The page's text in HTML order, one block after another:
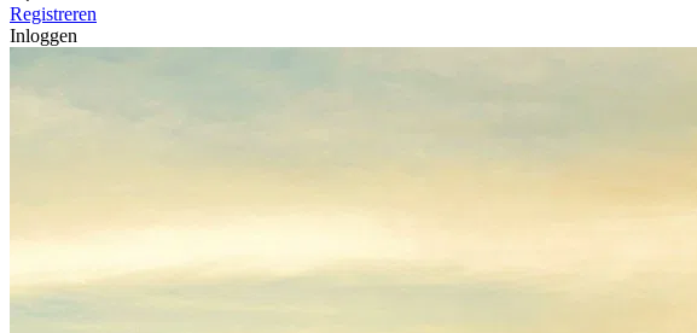
Registreren
Inloggen